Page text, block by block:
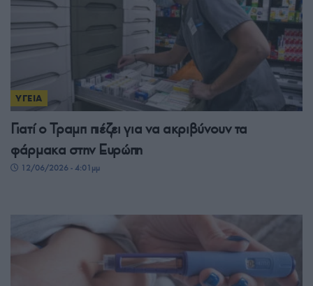
ΥΓΕΙΑ
Γιατί ο Τραμπ πιέζει για να ακριβύνουν τα
φάρμακα στην Ευρώπη
12/06/2026 - 4:01μμ